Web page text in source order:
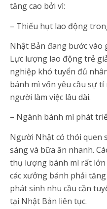
tăng cao bởi vì:
– Thiếu hụt lao động
Nhật Bản đang bước vào
Lực lượng lao động trẻ
nghiệp khó tuyển đủ
bánh mì vốn yêu cầu sự tỉ
người làm việc lâu dài.
– Ngành bánh mì phát
Người Nhật có thói quen
sáng và bữa ăn nhanh.
thụ lượng bánh mì rất
các xưởng bánh phải
phát sinh nhu cầu cần
tại Nhật Bản liên tục.